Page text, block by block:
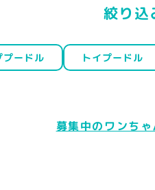
絞り込
プードル トイプードル
募集中のワンち